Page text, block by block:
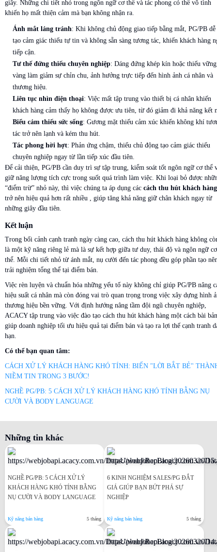
giây. Những chi tiết nhỏ trong ngôn ngữ cơ thể và tác phong có thể vô tình
khiến họ mất thiện cảm mà bạn không nhận ra.
Ánh mắt lảng tránh: Khi không chủ động giao tiếp bằng mắt, PG/PB dễ
tạo cảm giác thiếu tự tin và không sẵn sàng tương tác, khiến khách hàng
tiếp cận.
Tư thế đứng thiếu chuyên nghiệp: Dáng đứng khép kín hoặc thiếu vững
vàng làm giảm sự chỉn chu, ảnh hưởng trực tiếp đến hình ảnh cá nhân và
thương hiệu.
Liên tục nhìn điện thoại: Việc mất tập trung vào thiết bị cá nhân khiến
khách hàng cảm thấy họ không được ưu tiên, từ đó giảm đi khả năng kết
Biểu cảm thiếu sức sống: Gương mặt thiếu cảm xúc khiến không khí
tác trở nên lạnh và kém thu hút.
Tác phong hời hợt: Phản ứng chậm, thiếu chủ động tạo cảm giác thiếu
chuyên nghiệp ngay từ lần tiếp xúc đầu tiên.
Để cải thiện, PG/PB cần duy trì sự tập trung, kiểm soát tốt ngôn ngữ cơ thể
giữ năng lượng tích cực trong suốt quá trình làm việc. Khi loại bỏ được
“điểm trừ” nhỏ này, thì việc chúng ta áp dụng các cách thu hút khách hàng
trở nên hiệu quả hơn rất nhiều , giúp tăng khả năng giữ chân khách ngay từ
những giây đầu tiên.
Kết luận
Trong bối cảnh cạnh tranh ngày càng cao, cách thu hút khách hàng không
là một kỹ năng riêng lẻ mà là sự kết hợp giữa tư duy, thái độ và ngôn ngữ cơ
thể. Mỗi chi tiết nhỏ từ ánh mắt, nụ cười đến tác phong đều góp phần tạo
trải nghiệm tổng thể tại điểm bán.
Việc rèn luyện và chuẩn hóa những yếu tố này không chỉ giúp PG/PB nâng
hiệu suất cá nhân mà còn đóng vai trò quan trọng trong việc xây dựng hình
thương hiệu bền vững. Với định hướng nâng tầm đội ngũ chuyên nghiệp,
ACACY tập trung vào việc đào tạo cách thu hút khách hàng một cách bài
giúp doanh nghiệp tối ưu hiệu quả tại điểm bán và tạo ra lợi thế cạnh tranh
hạn.
Có thể bạn quan tâm:
CÁCH XỬ LÝ KHÁCH HÀNG KHÓ TÍNH: BIẾN "LỜI BẮT BẺ"
NIỀM TIN TRONG 3 BƯỚC!
NGHỀ PG/PB: 5 CÁCH XỬ LÝ KHÁCH HÀNG KHÓ TÍNH BẰNG NỤ
CƯỜI VÀ BODY LANGUAGE
Những tin khác
NGHỀ PG/PB: 5 CÁCH XỬ LÝ
KHÁCH HÀNG KHÓ TÍNH BẰNG
NỤ CƯỜI VÀ BODY LANGUAGE
Kỹ năng bán hàng 5 tháng
6 KINH NGHIỆM SALES/PG ĐẮT
GIÁ GIÚP BẠN BỨT PHÁ SỰ
NGHIỆP
Kỹ năng bán hàng 5 tháng